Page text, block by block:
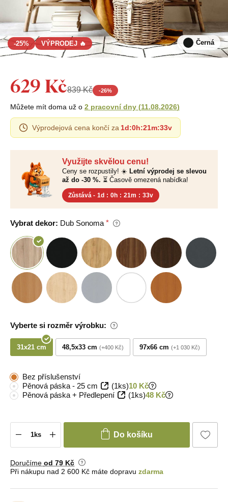
-25% VÝPRODEJ 🔥 Černá
Využijte skvělou cenu!
Ceny se rozpustily! ☀️ Letní výprodej se slevou
až do -30 %. ⏳ Časově omezená nabídka!
Zůstává - 1d : 0h : 21m : 32v
Vybrat dekor: Dub Sonoma
Vyberte si rozměr výrobku:
31x21 cm 48,5x33 cm +400 Kč 97x66 cm +1 030 Kč
629 Kč839 Kč -26%
Můžete mít doma už o 2 pracovní dny (11.08.2026)
Výprodejová cena končí za 1d:0h:21m:32v
Bez příslušenství
Pěnová páska - 25 cm
(1ks)10 Kč
Pěnová páska + Předlepení
(1ks)48 Kč
Do košíku
Doručíme od 79 Kč
Při nákupu nad 2 600 Kč máte dopravu zdarma